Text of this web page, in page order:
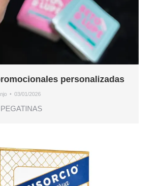
personalizadas
03/01/2026